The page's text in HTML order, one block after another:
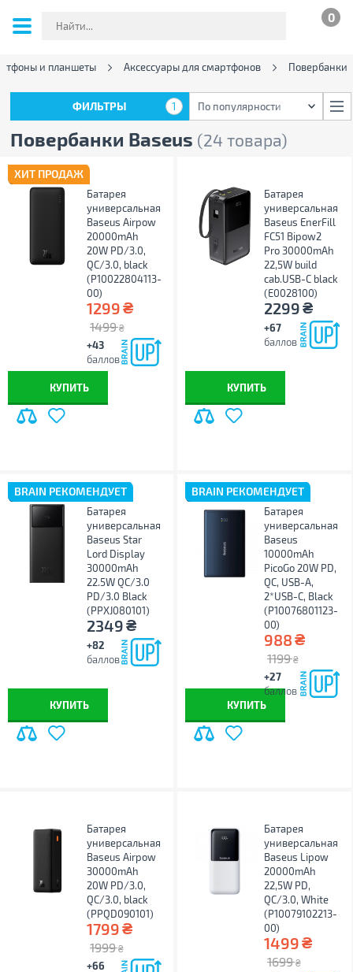
0
и планшеты Аксессуары для смартфонов Повербанки
Повербанки Baseus (24 товара)
ФИЛЬТРЫ 1 По популярности
ХИТ ПРОДАЖ
Батарея
универсальная
Baseus Airpow
20000mAh
20W PD/3.0,
QC/3.0, black
(P10022804113-
00)
1299₴
1499 ₴
+43
баллов
КУПИТЬ
Батарея
универсальная
Baseus EnerFill
FC51 Bipow2
Pro 30000mAh
22,5W build
cab.USB-C black
(E0028100)
2299₴
+67
баллов
КУПИТЬ
BRAIN РЕКОМЕНДУЕТ
Батарея
универсальная
Baseus Star
Lord Display
30000mAh
22.5W QC/3.0
PD/3.0 Black
(PPXJ080101)
2349₴
+82
баллов
КУПИТЬ
BRAIN РЕКОМЕНДУЕТ
Батарея
универсальная
Baseus
10000mAh
PicoGo 20W PD,
QC, USB-A,
2*USB-C, Black
(P10076801123-
00)
988₴
1199 ₴
+27
баллов
КУПИТЬ
Батарея
универсальная
Baseus Airpow
30000mAh
20W PD/3.0,
QC/3.0, black
(PPQD090101)
1799₴
1999 ₴
+66
Батарея
универсальная
Baseus Lipow
20000mAh
22,5W PD,
QC/3.0, White
(P10079102213-
00)
1499₴
1699 ₴
ФИЛЬТРЫ 1 По популярности